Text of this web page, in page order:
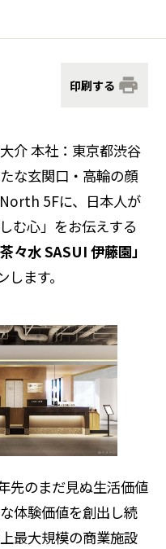
紹介
企業情報トップ
費
研究開発トップ
ー
IR・投資家情報トップ
商品情報サイト
お問い合わせ
印刷する
介 本社：東京都渋谷
な玄関口・高輪の顔
5Fに、日本人が
む心」をお伝えする
々水 SASUI 伊藤園」
ます。
先のまだ見ぬ生活価値
体験価値を創出し続
最大規模の商業施設